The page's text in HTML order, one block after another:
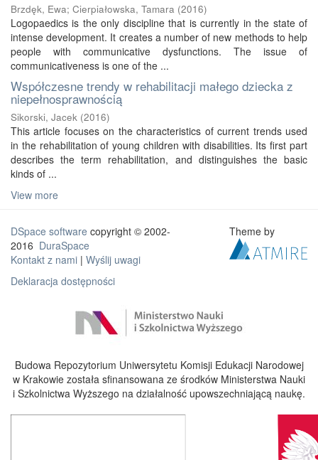
Brzdęk, Ewa; Cierpiałowska, Tamara (2016)
Logopaedics is the only discipline that is currently in the state of
intense development. It creates a number of new methods to help
people with communicative dysfunctions. The issue of
communicativeness is one of the ...
Współczesne trendy w rehabilitacji małego dziecka z
niepełnosprawnością
Sikorski, Jacek (2016)
This article focuses on the characteristics of current trends used
in the rehabilitation of young children with disabilities. Its first part
describes the term rehabilitation, and distinguishes the basic
kinds of ...
View more
DSpace software copyright © 2002-
2016 DuraSpace
Kontakt z nami | Wyślij uwagi
Deklaracja dostępności
Theme by
Budowa Repozytorium Uniwersytetu Komisji Edukacji Narodowej
w Krakowie została sfinansowana ze środków Ministerstwa Nauki
i Szkolnictwa Wyższego na działalność upowszechniającą naukę.